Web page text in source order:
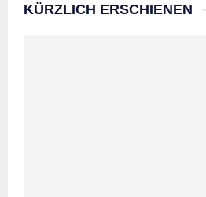
KÜRZLICH ERSCHIENEN